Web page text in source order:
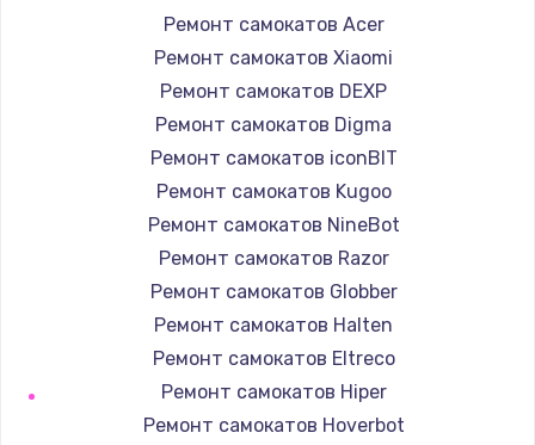
Замена / ремонт электронного модуля
управления
600 руб.
Замена конфорки
1100 руб.
Замена платы сенсора
900 руб.
Замена регулятора режимов конфорки
Ремонт самокатов Acer
Ремонт самокатов Xiaomi
Ремонт самокатов DEXP
Ремонт самокатов Digma
Ремонт самокатов iconBIT
Ремонт самокатов Kugoo
Ремонт самокатов NineBot
Ремонт самокатов Razor
Ремонт самокатов Globber
Ремонт самокатов Halten
Ремонт самокатов Eltreco
Ремонт самокатов Hiper
Ремонт самокатов Hoverbot